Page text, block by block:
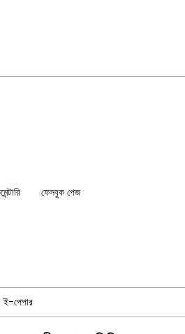
ফেসবুক পেজ
ই-পেপার